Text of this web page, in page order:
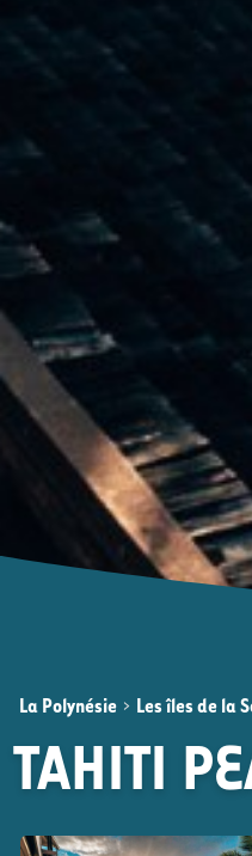
La Polynésie > Les îles de la
TAHITI